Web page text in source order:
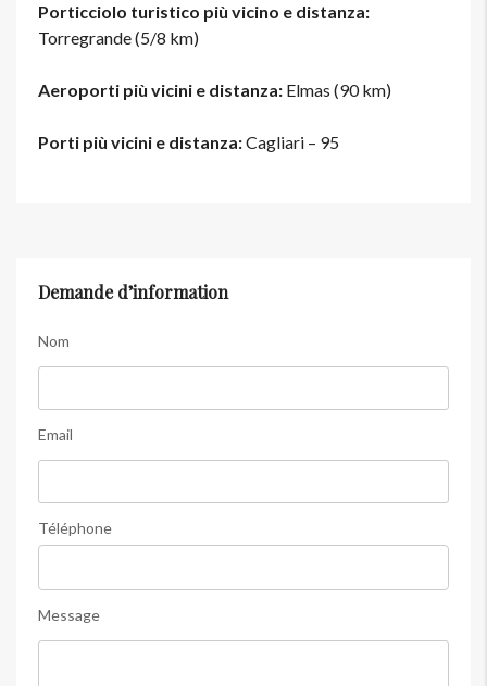
Porticciolo turistico più vicino e distanza:
Torregrande (5/8 km)
Aeroporti più vicini e distanza: Elmas (90 km)
Porti più vicini e distanza:Cagliari – 95
Demande d’information
Nom
Email
Téléphone
Message